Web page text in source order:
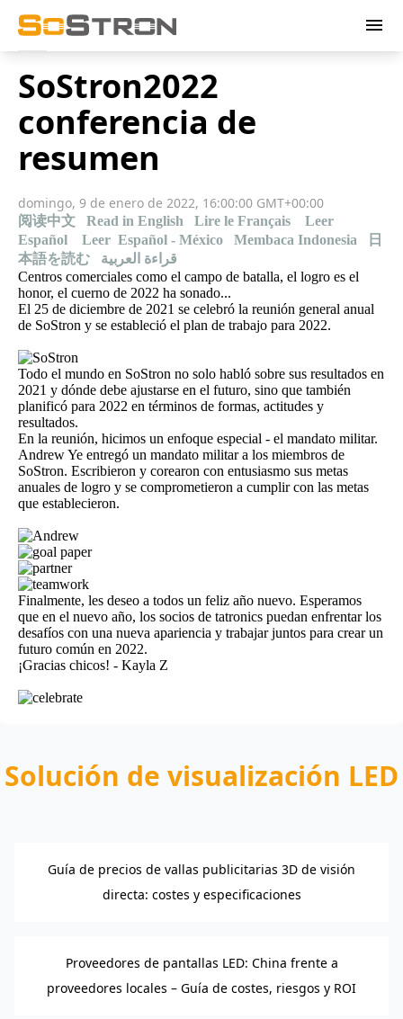
menu
SoStron2022
conferencia de
resumen
domingo, 9 de enero de 2022, 16:00:00 GMT+00:00
阅读中文 Read in English Lire le Français
Leer
Español
Leer Español - México Membaca Indonesia
日
本語を読む
قراءة العربية
Centros comerciales como el campo de batalla, el logro es el
honor, el cuerno de 2022 ha sonado...
El 25 de diciembre de 2021 se celebró la reunión general anual
de SoStron y se estableció el plan de trabajo para 2022.
Todo el mundo en SoStron no solo habló sobre sus resultados en
2021 y dónde debe ajustarse en el futuro, sino que también
planificó para 2022 en términos de formas, actitudes y
resultados.
En la reunión, hicimos un enfoque especial - el mandato militar.
Andrew Ye entregó un mandato militar a los miembros de
SoStron. Escribieron y corearon con entusiasmo sus metas
anuales de logro y se comprometieron a cumplir con las metas
que establecieron.
Finalmente, les deseo a todos un feliz año nuevo. Esperamos
que en el nuevo año, los socios de tatronics puedan enfrentar los
desafíos con una nueva apariencia y trabajar juntos para crear un
futuro común en 2022.
¡Gracias chicos! - Kayla Z
Solución de visualización LED
Guía de precios de vallas publicitarias 3D de visión
directa: costes y especificaciones
Proveedores de pantallas LED: China frente a
proveedores locales – Guía de costes, riesgos y ROI